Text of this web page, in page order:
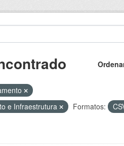
e Infraestrutura Formatos: